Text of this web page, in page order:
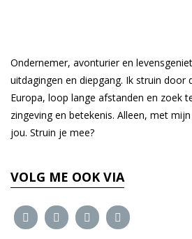
Ondernemer, avonturier en
uitdagingen en diepgang. Ik struin door
Europa, loop lange afstanden en zoek
zingeving en betekenis. Alleen, met
jou. Struin je mee?
VOLG ME OOK VIA